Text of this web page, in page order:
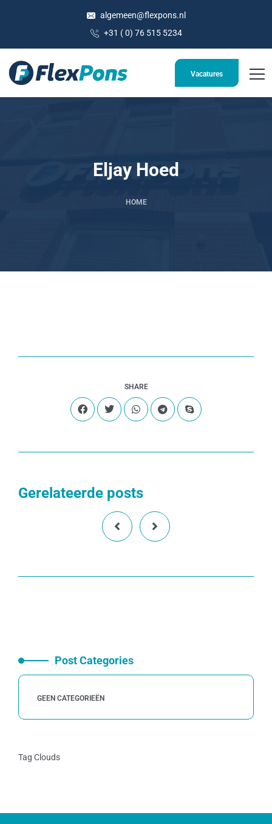
algemeen@flexpons.nl
+31 ( 0) 76 515 5234
Vacatures
Eljay Hoed
HOME
SHARE
Gerelateerde posts
Post Categories
GEEN CATEGORIEËN
Tag Clouds